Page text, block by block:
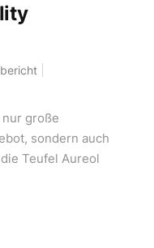
große
sondern auch
Teufel Aureol